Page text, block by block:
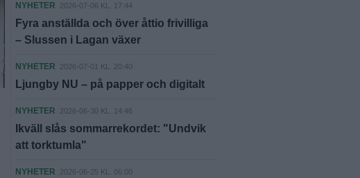
NYHETER 2026-07-06 KL. 17:44
Fyra anställda och över åttio frivilliga
– Slussen i Lagan växer
NYHETER 2026-07-01 KL. 20:40
Ljungby NU – på papper och digitalt
NYHETER 2026-06-30 KL. 14:46
Ikväll slås sommarrekordet: "Undvik
att torktumla"
NYHETER 2026-06-25 KL. 06:00